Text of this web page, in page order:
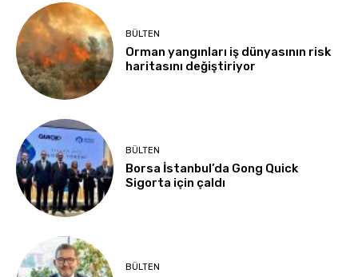
BÜLTEN
Orman yangınları iş dünyasının risk
haritasını değiştiriyor
BÜLTEN
Borsa İstanbul’da Gong Quick
Sigorta için çaldı
BÜLTEN